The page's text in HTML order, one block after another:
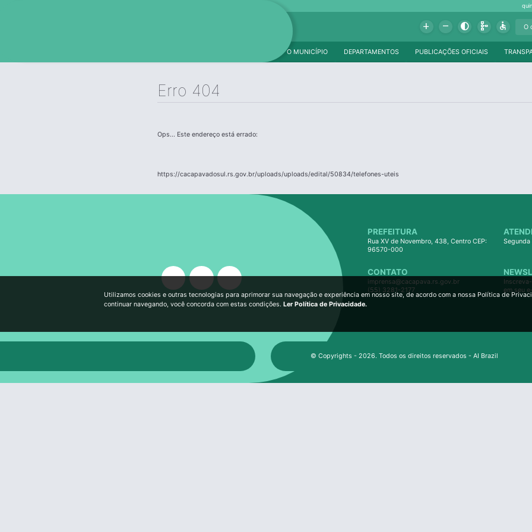
Add Remove Contrast Schema Accessible
PUBLICAÇÕES OFICIAIS
DEPARTAMENTOS
O MUNICÍPIO
Erro 404
Ops... Este endereço está errado:
https://cacapavadosul.rs.gov.br/uploads/uploads/edital/50834/telefones-uteis
PREFEITURA
Rua XV de Novembro, 438, Centro CEP:
96570-000
Segunda
CONTATO
imprensa@cacapava.rs.gov.br
(55) 3281-2177
em seu
© Copyrights - 2026. Todos os direitos reservados - AI Brazil
Utilizamos cookies e outras tecnologias para aprimorar sua navegação e experiência em nosso site, de acordo com a nossa Política de
continuar navegando, você concorda com estas condições. Ler Política de Privacidade.